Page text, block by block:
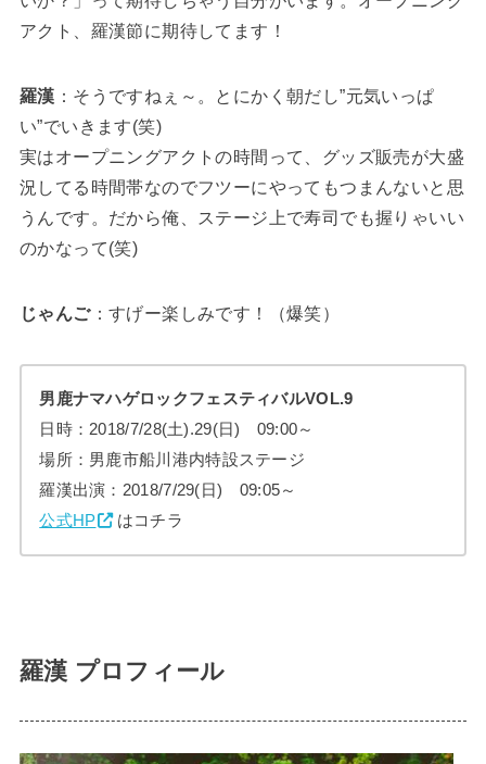
アクト、羅漢節に期待してます！
羅漢 ：そうですねぇ～。とにかく朝だし”元気いっぱ
い”でいきます(笑)
実はオープニングアクトの時間って、グッズ販売が大盛
況してる時間帯なのでフツーにやってもつまんないと思
うんです。だから俺、ステージ上で寿司でも握りゃいい
のかなって(笑)
じゃんご：すげー楽しみです！（爆笑）
男鹿ナマハゲロックフェスティバルVOL.9
日時：2018/7/28(土).29(日) 09:00～
場所：男鹿市船川港内特設ステージ
羅漢出演：2018/7/29(日) 09:05～
公式HP
はコチラ
羅漢 プロフィール